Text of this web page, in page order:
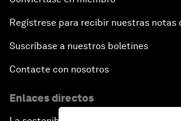
Regístrese para recibir nuestras notas
Suscríbase a nuestros boletines
Contacte con nosotros
Enlaces directos